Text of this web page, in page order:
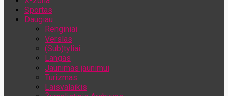
Sportas
Daugiau
Renginiai
Verslas
(Sub)tyliai
Langas
Jaunimas jaunimui
Turizmas
Laisvalaikis